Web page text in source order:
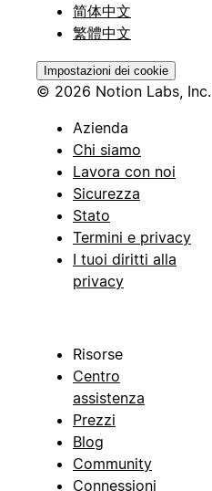
简体中文
繁體中文
Impostazioni dei cookie
© 2026 Notion Labs, Inc.
Azienda
Chi siamo
Lavora con noi
Sicurezza
Stato
Termini e privacy
I tuoi diritti alla
privacy
Risorse
Centro
assistenza
Prezzi
Blog
Community
Connessioni